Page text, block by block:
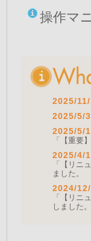
操作マ
2025/
2025/5/
2025/5/
「【重要
2025/4/
「【リニ
ました。
2024/
「【リニ
しました。